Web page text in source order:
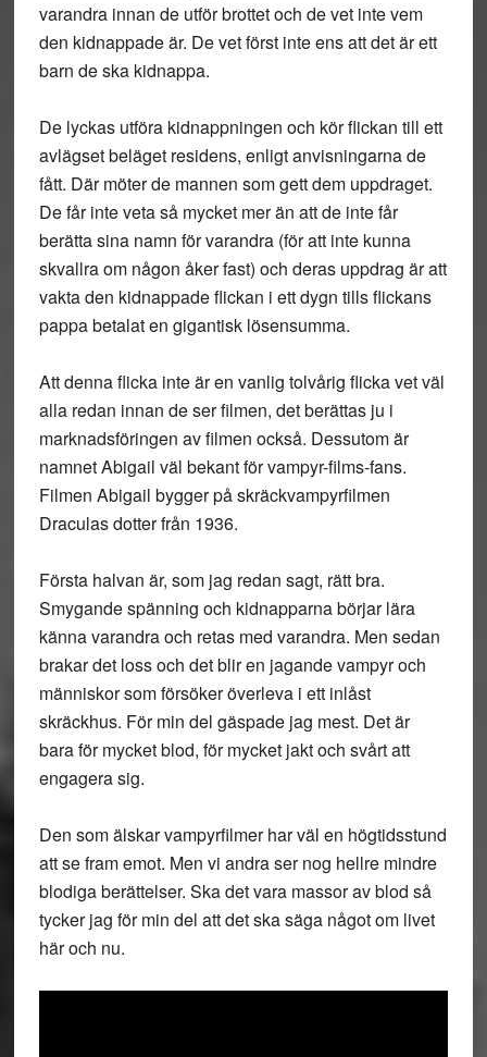
varandra innan de utför brottet och de vet inte vem
den kidnappade är. De vet först inte ens att det är ett
barn de ska kidnappa.
De lyckas utföra kidnappningen och kör flickan till ett
avlägset beläget residens, enligt anvisningarna de
fått. Där möter de mannen som gett dem uppdraget.
De får inte veta så mycket mer än att de inte får
berätta sina namn för varandra (för att inte kunna
skvallra om någon åker fast) och deras uppdrag är att
vakta den kidnappade flickan i ett dygn tills flickans
pappa betalat en gigantisk lösensumma.
Att denna flicka inte är en vanlig tolvårig flicka vet väl
alla redan innan de ser filmen, det berättas ju i
marknadsföringen av filmen också. Dessutom är
namnet Abigail väl bekant för vampyr-films-fans.
Filmen Abigail bygger på skräckvampyrfilmen
Draculas dotter från 1936.
Första halvan är, som jag redan sagt, rätt bra.
Smygande spänning och kidnapparna börjar lära
känna varandra och retas med varandra. Men sedan
brakar det loss och det blir en jagande vampyr och
människor som försöker överleva i ett inlåst
skräckhus. För min del gäspade jag mest. Det är
bara för mycket blod, för mycket jakt och svårt att
engagera sig.
Den som älskar vampyrfilmer har väl en högtidsstund
att se fram emot. Men vi andra ser nog hellre mindre
blodiga berättelser. Ska det vara massor av blod så
tycker jag för min del att det ska säga något om livet
här och nu.